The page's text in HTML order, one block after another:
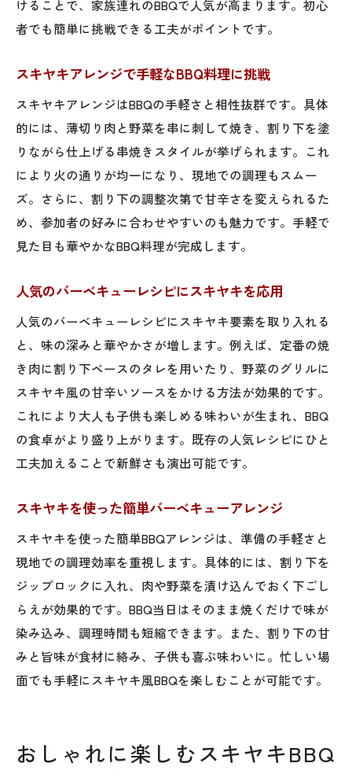
けることで、家族連れのBBQで人気が高まります。初心
者でも簡単に挑戦できる工夫がポイントです。
スキヤキアレンジで手軽なBBQ料理に挑戦
スキヤキアレンジはBBQの手軽さと相性抜群です。具体
的には、薄切り肉と野菜を串に刺して焼き、割り下を塗
りながら仕上げる串焼きスタイルが挙げられます。これ
により火の通りが均一になり、現地での調理もスムー
ズ。さらに、割り下の調整次第で甘辛さを変えられるた
め、参加者の好みに合わせやすいのも魅力です。手軽で
見た目も華やかなBBQ料理が完成します。
人気のバーベキューレシピにスキヤキを応用
人気のバーベキューレシピにスキヤキ要素を取り入れる
と、味の深みと華やかさが増します。例えば、定番の焼
き肉に割り下ベースのタレを用いたり、野菜のグリルに
スキヤキ風の甘辛いソースをかける方法が効果的です。
これにより大人も子供も楽しめる味わいが生まれ、BBQ
の食卓がより盛り上がります。既存の人気レシピにひと
工夫加えることで新鮮さも演出可能です。
スキヤキを使った簡単バーベキューアレンジ
スキヤキを使った簡単BBQアレンジは、準備の手軽さと
現地での調理効率を重視します。具体的には、割り下を
ジップロックに入れ、肉や野菜を漬け込んでおく下ごし
らえが効果的です。BBQ当日はそのまま焼くだけで味が
染み込み、調理時間も短縮できます。また、割り下の甘
みと旨味が食材に絡み、子供も喜ぶ味わいに。忙しい場
面でも手軽にスキヤキ風BBQを楽しむことが可能です。
おしゃれに楽しむスキヤキBBQ